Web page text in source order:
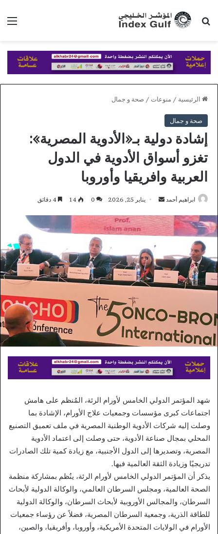
بحث عن
الرئيسية / منوعات / صحة و جمال
صحة و جمال
إشادة دولية بـ«الأدوية المصرية»:
تغزو أسواق الأدوية في الدول
العربية وافريقيا وأوروبا
ابراهيم أحمد
أرسل
إلكترونيا
يناير 25, 2026 0
14
شهد المؤتمر الدولي الخامس لأورام الرئة، المُنظم على هامش
اجتماعات كبرى مؤسسات وجمعيات علاج الأورام، الإشادة بما
وصلت إليه شركات الأدوية الوطنية المصرية في ملف تعميق التصنيع
المحلي بمجال صناعة الأدوية، حتى وصلت إلى اعتماد الأدوية
المصرية، وتصديرها إلى الدول الأجنبية، مع زيادة كمية تلك الصادرات
تدريجيًا وزيادة الثقة العالمية فيها.
يذكر أن المؤتمر الدولي الخامس لأورام الرئة، ينُظم بمشاركة منظمة
الصحة العالمية، ومجلس السرطان العالمي، والوكالة الدولية لأبحاث
السرطان، والمجالس الأوروبية لأبحاث السرطان، والوكالة الدولية
للطاقة الذرية، وجمعية السرطان المصرية، فضلاً عن رؤساء جمعيات
الأورام في الولايات المتحدة الأمريكية، وأوروبا، وأفريقيا، والصين،